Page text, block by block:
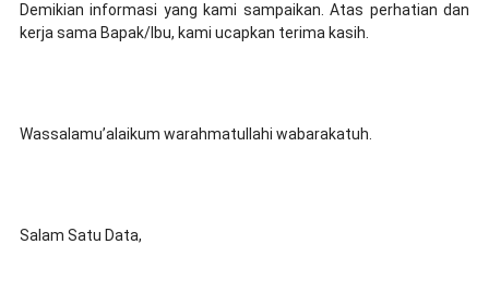
Demikian informasi yang kami sampaikan. Atas perhatian dan
kerja sama Bapak/Ibu, kami ucapkan terima kasih.
Wassalamu’alaikum warahmatullahi wabarakatuh.
Salam Satu Data,